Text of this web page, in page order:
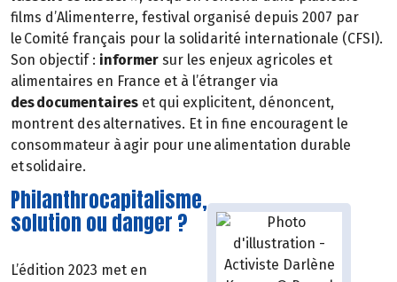
films d’Alimenterre, festival organisé depuis 2007 par
le Comité français pour la solidarité internationale (CFSI).
Son objectif : informer sur les enjeux agricoles et
alimentaires en France et à l’étranger via
des documentaires et qui explicitent, dénoncent,
montrent des alternatives. Et in fine encouragent le
consommateur à agir pour une alimentation durable
et solidaire.
Philanthrocapitalisme,
solution ou danger ?
L’édition 2023 met en